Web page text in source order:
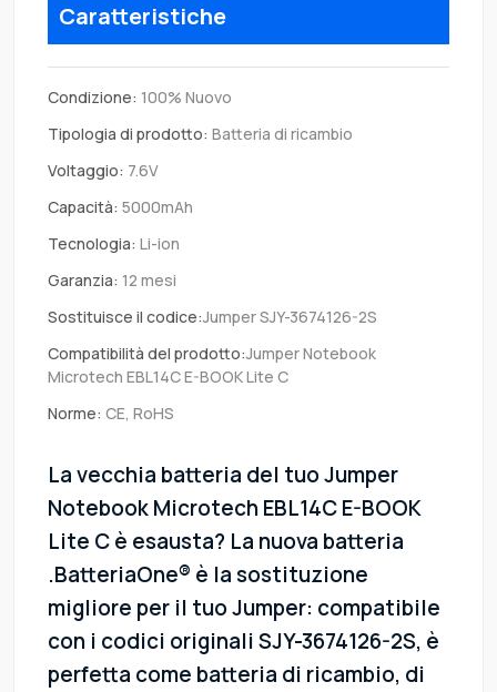
Caratteristiche
Condizione: 100% Nuovo
Tipologia di prodotto: Batteria di ricambio
Voltaggio: 7.6V
Capacità: 5000mAh
Tecnologia: Li-ion
Garanzia: 12 mesi
Sostituisce il codice:Jumper SJY-3674126-2S
Compatibilità del prodotto:Jumper Notebook
Microtech EBL14C E-BOOK Lite C
Norme: CE, RoHS
La vecchia batteria del tuo Jumper
Notebook Microtech EBL14C E-BOOK
Lite C è esausta? La nuova batteria
.BatteriaOne® è la sostituzione
migliore per il tuo Jumper: compatibile
con i codici originali SJY-3674126-2S, è
perfetta come batteria di ricambio, di